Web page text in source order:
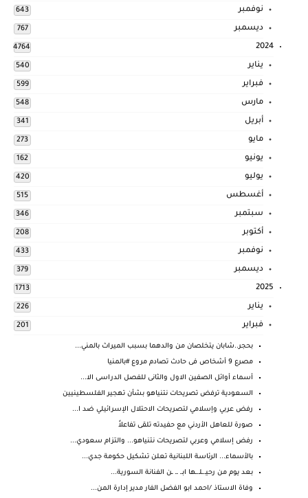
نوفمبر 643
ديسمبر 767
2024
4764
يناير 540
فبراير 599
مارس 548
أبريل 341
مايو 273
يونيو 162
يوليو 420
أغسطس 515
سبتمبر 346
أكتوبر 208
نوفمبر 433
ديسمبر 379
2025
1713
يناير 226
فبراير 201
بحجر..شابان يتخلصان من والدهما بسبب الميراث بالمني...
مصرع 9 أشخاص فى حادث تصادم مروع #بالمنيا
أسماء أوائل الصفين الاول والثانى للفصل الدراسى الا...
السعودية ترفض تصريحات نتنياهو بشأن تهجير الفلسطينيين
رفض عربي وإسلامي لتصريحات الاحتلال الإسرائيلي ضد ا...
صورة للعاهل الأردني مع حفيدته تلقى تفاعلاً
رفض إسلامي وعربي لتصريحات نتنياهو... والتزام سعودي...
بالأسماء... الرئاسة اللبنانية تعلن تشكيل حكومة جدي...
بعد يوم من رحيـ.ـلـ.ـها ابـ. ـ. ـن الفنانة السورية...
وفاة الاستاذ /احمد ابو الفضل الفار مدير إدارة المن...